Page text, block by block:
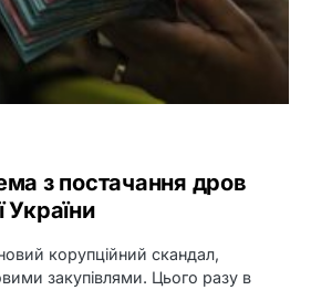
з постачання дров
України
корупційний скандал,
закупівлями. Цього разу в